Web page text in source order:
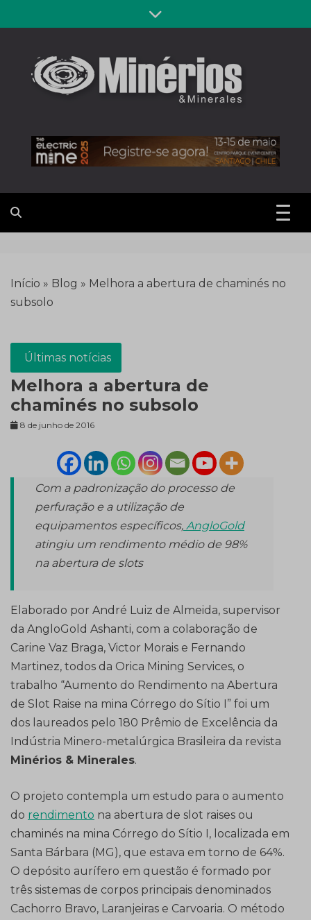
to
Revista
Minérios &
Minerales
Início » Blog » Melhora a abertura de chaminés no
subsolo
Últimas notícias
Melhora a abertura de
chaminés no subsolo
8 de junho de 2016
Com a padronização do processo de
perfuração e a utilização de
equipamentos específicos, AngloGold
atingiu um rendimento médio de 98%
na abertura de slots
Elaborado por André Luiz de Almeida, supervisor
da AngloGold Ashanti, com a colaboração de
Carine Vaz Braga, Victor Morais e Fernando
Martinez, todos da Orica Mining Services, o
trabalho “Aumento do Rendimento na Abertura
de Slot Raise na mina Córrego do Sítio I” foi um
dos laureados pelo 180 Prêmio de Excelência da
Indústria Minero-metalúrgica Brasileira da revista
Minérios & Minerales.
O projeto contempla um estudo para o aumento
do rendimento na abertura de slot raises ou
chaminés na mina Córrego do Sítio I, localizada em
Santa Bárbara (MG), que estava em torno de 64%.
O depósito aurífero em questão é formado por
três sistemas de corpos principais denominados
Cachorro Bravo, Laranjeiras e Carvoaria. O método